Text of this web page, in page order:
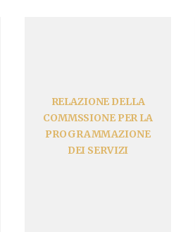
RELAZIONE DELLA
COMMSSIONE PER LA
PROGRAMMAZIONE
DEI SERVIZI